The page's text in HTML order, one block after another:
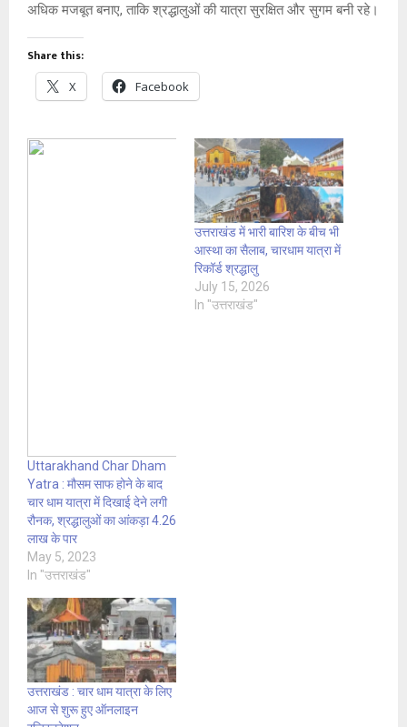
अधिक मजबूत बनाए, ताकि श्रद्धालुओं की यात्रा सुरक्षित और सुगम बनी रहे।
Share this:
X Facebook
Uttarakhand Char Dham
Yatra : मौसम साफ होने के बाद
चार धाम यात्रा में दिखाई देने लगी
रौनक, श्रद्धालुओं का आंकड़ा 4.26
लाख के पार
May 5, 2023
In "उत्तराखंड"
उत्तराखंड में भारी बारिश के बीच भी
आस्था का सैलाब, चारधाम यात्रा में
रिकॉर्ड श्रद्धालु
July 15, 2026
In "उत्तराखंड"
उत्तराखंड : चार धाम यात्रा के लिए
आज से शुरू हुए ऑनलाइन